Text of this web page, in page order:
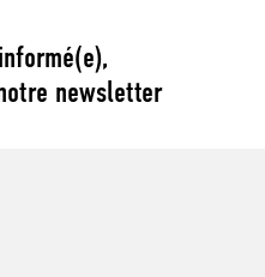
newsletter